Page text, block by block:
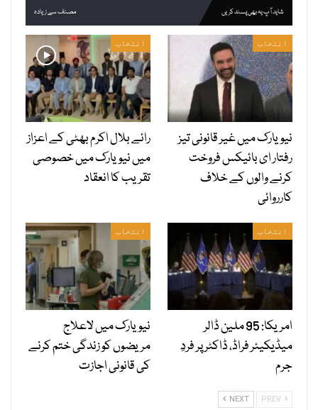
شاید آپ یہ بھی پسند کریں مصنف سے زیادہ
انتخاب
نیویارک میں غیر قانونی تیز
رفتار ای بائیکس فروخت
کرنے والوں کے خلاف
کارروائی
انتخاب
رائے بلال اکرم بھٹی کے اعزاز
میں نیویارک میں خصوصی
تقریب کا انعقاد
انتخاب
امریکا: 95 ملین ڈالر
میڈیکیئر فراڈ، ڈاکٹر پر فردِ
جرم
انتخاب
نیویارک میں لاعلاج
مریضوں کو زندگی ختم کرنے
کی قانونی اجازت
NEXT